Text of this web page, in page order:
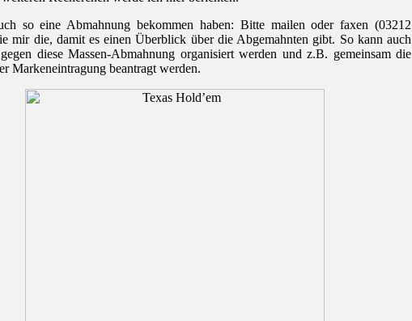
so eine Abmahnung bekommen haben: Bitte mailen oder faxen (03212
mir die, damit es einen Überblick über die Abgemahnten gibt. So kann auch
diese Massen-Abmahnung organisiert werden und z.B. gemeinsam die
Markeneintragung beantragt werden.